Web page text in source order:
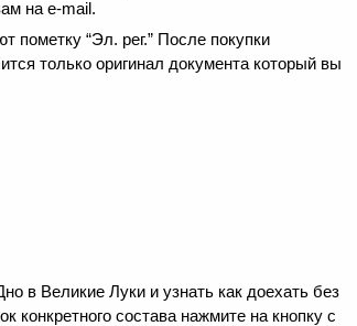
на e-mail.
пометку “Эл. рег.” После покупки
только оригинал документа который вы
в Великие Луки и узнать как доехать без
состава нажмите на кнопку с